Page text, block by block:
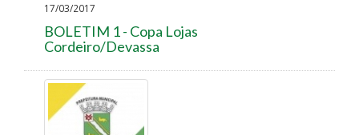
17/03/2017
BOLETIM 1 - Copa Lojas
Cordeiro/Devassa